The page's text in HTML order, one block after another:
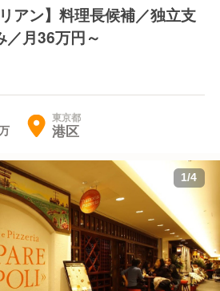
アン】料理長候補／独立支
／月36万円～
東京都
港区
1/4